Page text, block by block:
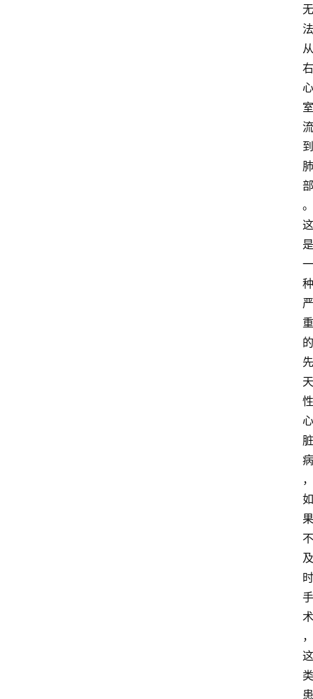
无
法
从
右
心
室
流
到
肺
部
。
这
是
一
种
严
重
的
先
天
性
心
脏
病
，
如
果
不
及
时
手
术
，
这
类
患